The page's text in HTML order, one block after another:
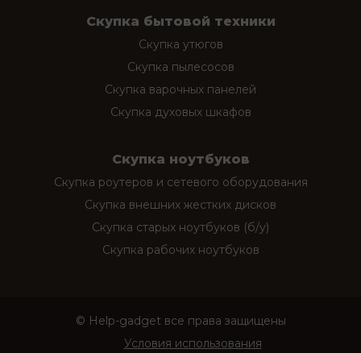
Скупка бытовой техники
Скупка утюгов
Скупка пылесосов
Скупка варочных панелей
Скупка духовых шкафов
Скупка ноутбуков
Скупка роутеров и сетевого оборудования
Скупка внешних жестких дисков
Скупка старых ноутбуков (б/у)
Скупка рабочих ноутбуков
© Help-gadget все права защищены
Условия использования